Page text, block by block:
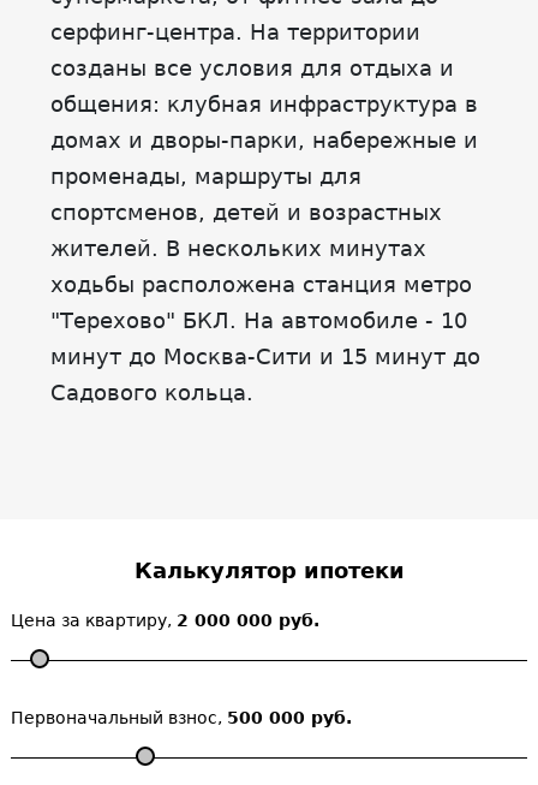
серфинг-центра. На территории
созданы все условия для отдыха и
общения: клубная инфраструктура в
домах и дворы-парки, набережные и
променады, маршруты для
спортсменов, детей и возрастных
жителей. В нескольких минутах
ходьбы расположена станция метро
"Терехово" БКЛ. На автомобиле - 10
минут до Москва-Сити и 15 минут до
Садового кольца.
Калькулятор ипотеки
Цена за квартиру, 2 000 000 руб.
Первоначальный взнос, 500 000 руб.